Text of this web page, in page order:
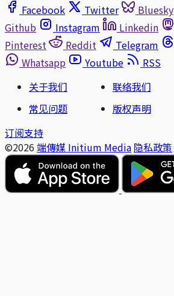
Facebook
Twitter Bluesky
Github
Instagram Linkedin
Pinterest
Reddit Telegram
Whatsapp
Youtube
RSS
关于我们
联络我们
常见问题
版权声明
订阅支持
©2026 端傳媒 Initium Media 隐私政策